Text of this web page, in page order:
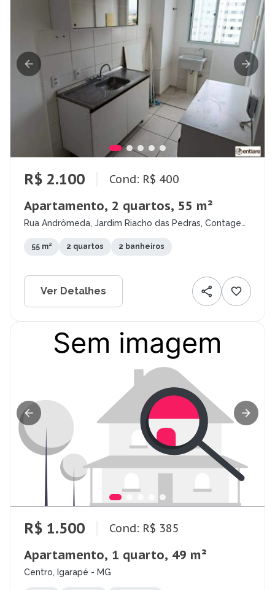
R$ 2.100 Cond: R$ 400
Apartamento, 2 quartos, 55 m²
Rua Andrômeda, Jardim Riacho das Pedras, Contagem
55 m² 2 quartos 2 banheiros
Ver Detalhes
R$ 1.500 Cond: R$ 385
Apartamento, 1 quarto, 49 m²
Centro, Igarapé - MG